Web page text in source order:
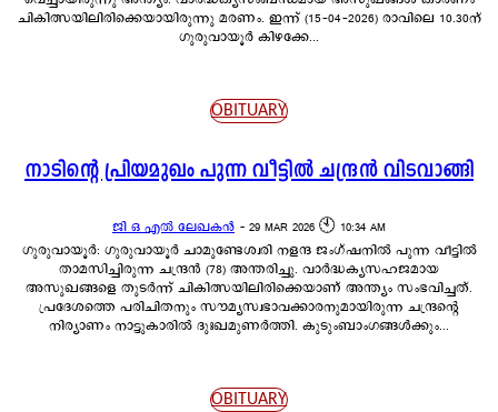
ചികിത്സയിലിരിക്കെയായിരുന്നു മരണം. ഇന്ന് (15-04-2026) രാവിലെ 10.30ന്
ഗുരുവായൂർ കിഴക്കേ...
OBITUARY
നാടിന്റെ പ്രിയമുഖം പുന്ന വീട്ടിൽ ചന്ദ്രൻ വിടവാങ്ങി
ജി ഒ എൽ ലേഖകൻ - 29 MAR 2026 🕙 10:34 AM
ഗുരുവായൂർ: ഗുരുവായൂർ ചാമുണ്ടേശ്വരി നളന്ദ ജംഗ്ഷനിൽ പുന്ന വീട്ടിൽ
താമസിച്ചിരുന്ന ചന്ദ്രൻ (78) അന്തരിച്ചു. വാർദ്ധക്യസഹജമായ
അസുഖങ്ങളെ തുടർന്ന് ചികിത്സയിലിരിക്കെയാണ് അന്ത്യം സംഭവിച്ചത്.
പ്രദേശത്തെ പരിചിതനും സൗമ്യസ്വഭാവക്കാരനുമായിരുന്ന ചന്ദ്രന്റെ
നിര്യാണം നാട്ടുകാരിൽ ദുഃഖമുണർത്തി. കുടുംബാംഗങ്ങൾക്കും...
OBITUARY